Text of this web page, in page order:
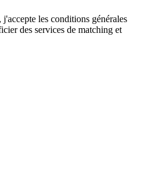
les conditions générales
des services de matching et